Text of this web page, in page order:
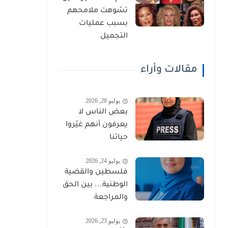
تشوهت ملامحهم
بسبب عمليات
التجميل
مقالات وأراء
يوليو 28, 2026
بعض الناس لا
يعرفون أنهم غيّروا
حياتنا
يوليو 24, 2026
فلسطين والقضية
الوطنية... بين الحق
والمراجعة
يوليو 23, 2026